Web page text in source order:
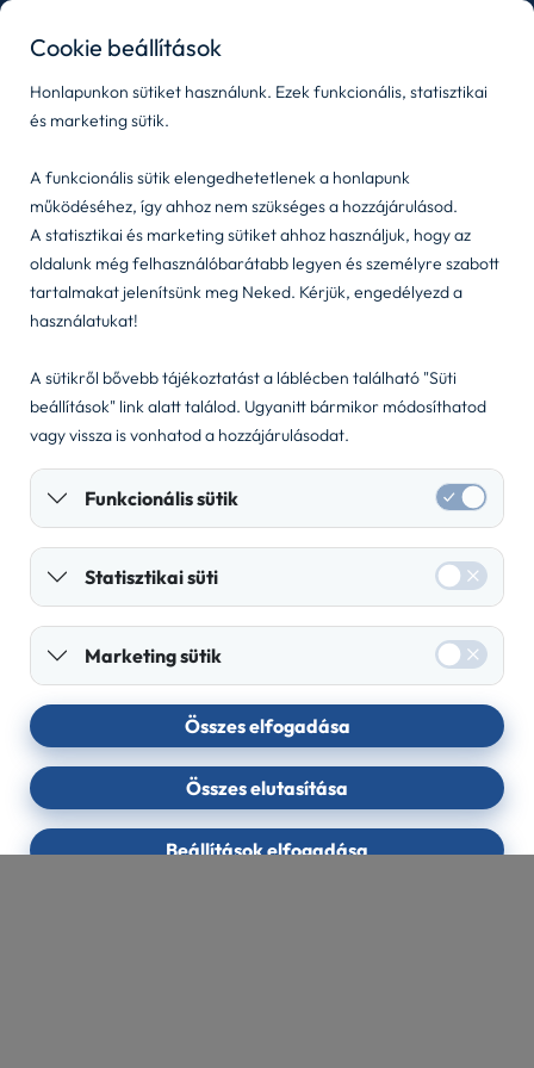
Jogi dokumentumok
©2026Nelson Flottalízing Kft.
Cookie beállítások
Honlapunkon sütiket használunk. Ezek funkcionális, statisztikai
és marketing sütik.
A funkcionális sütik elengedhetetlenek a honlapunk
működéséhez, így ahhoz nem szükséges a hozzájárulásod.
A statisztikai és marketing sütiket ahhoz használjuk, hogy az
oldalunk még felhasználóbarátabb legyen és személyre szabott
tartalmakat jelenítsünk meg Neked. Kérjük, engedélyezd a
használatukat!
A sütikről bővebb tájékoztatást a láblécben található "Süti
beállítások" link alatt találod. Ugyanitt bármikor módosíthatod
vagy vissza is vonhatod a hozzájárulásodat.
Funkcionális sütik
Statisztikai süti
Marketing sütik
Összes elfogadása
Összes elutasítása
Beállítások elfogadása